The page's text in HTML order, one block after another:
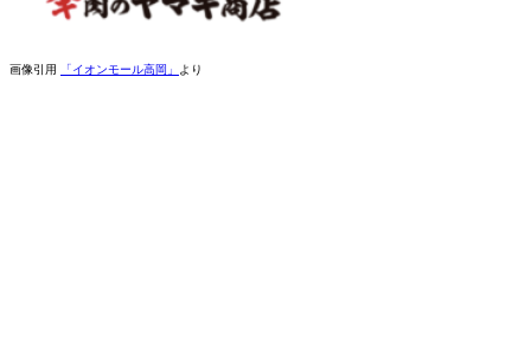
画像引用 「イオンモール高岡」 より